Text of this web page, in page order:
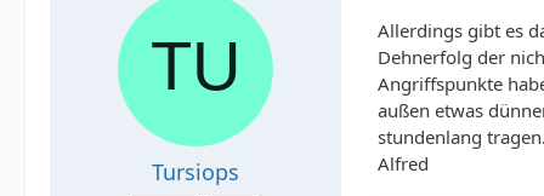
Tursiops
Allerdings gibt es
Dehnerfolg der
Angriffspunkte
außen etwas
stundenlang
Alfred